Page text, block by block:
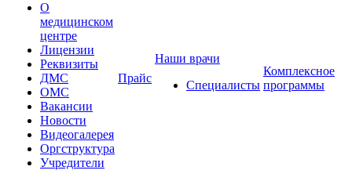
О
медицинском
центре
Лицензии
Реквизиты
ДМС
ОМС
Вакансии
Новости
Видеогалерея
Оргструктура
Учредители
Прайс
Наши врачи
Специалисты
Комплексное
программы